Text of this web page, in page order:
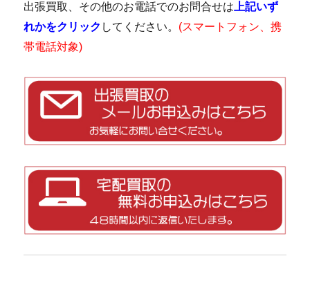
出張買取、その他のお電話でのお問合せは上記いず
れかをクリック してください。 (スマートフォン、携
帯電話対象)